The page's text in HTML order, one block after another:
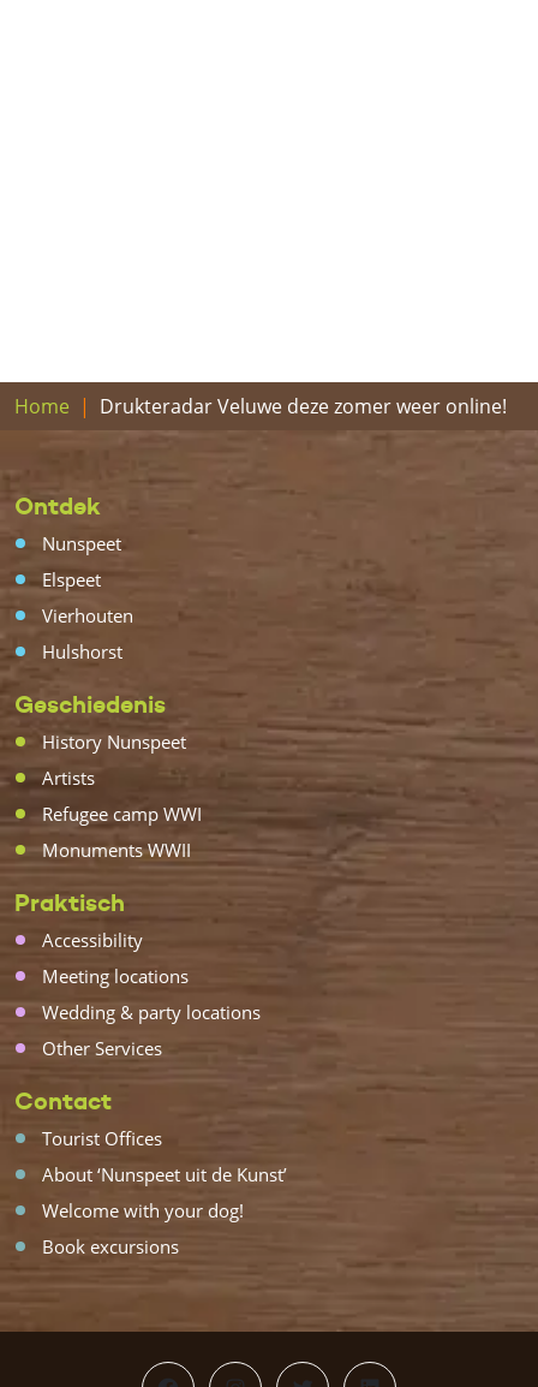
Home Drukteradar Veluwe deze zomer weer online!
Ontdek
Nunspeet
Elspeet
Vierhouten
Hulshorst
Geschiedenis
History Nunspeet
Artists
Refugee camp WWI
Monuments WWII
Praktisch
Accessibility
Meeting locations
Wedding & party locations
Other Services
Contact
Tourist Offices
About ‘Nunspeet uit de Kunst’
Welcome with your dog!
Book excursions